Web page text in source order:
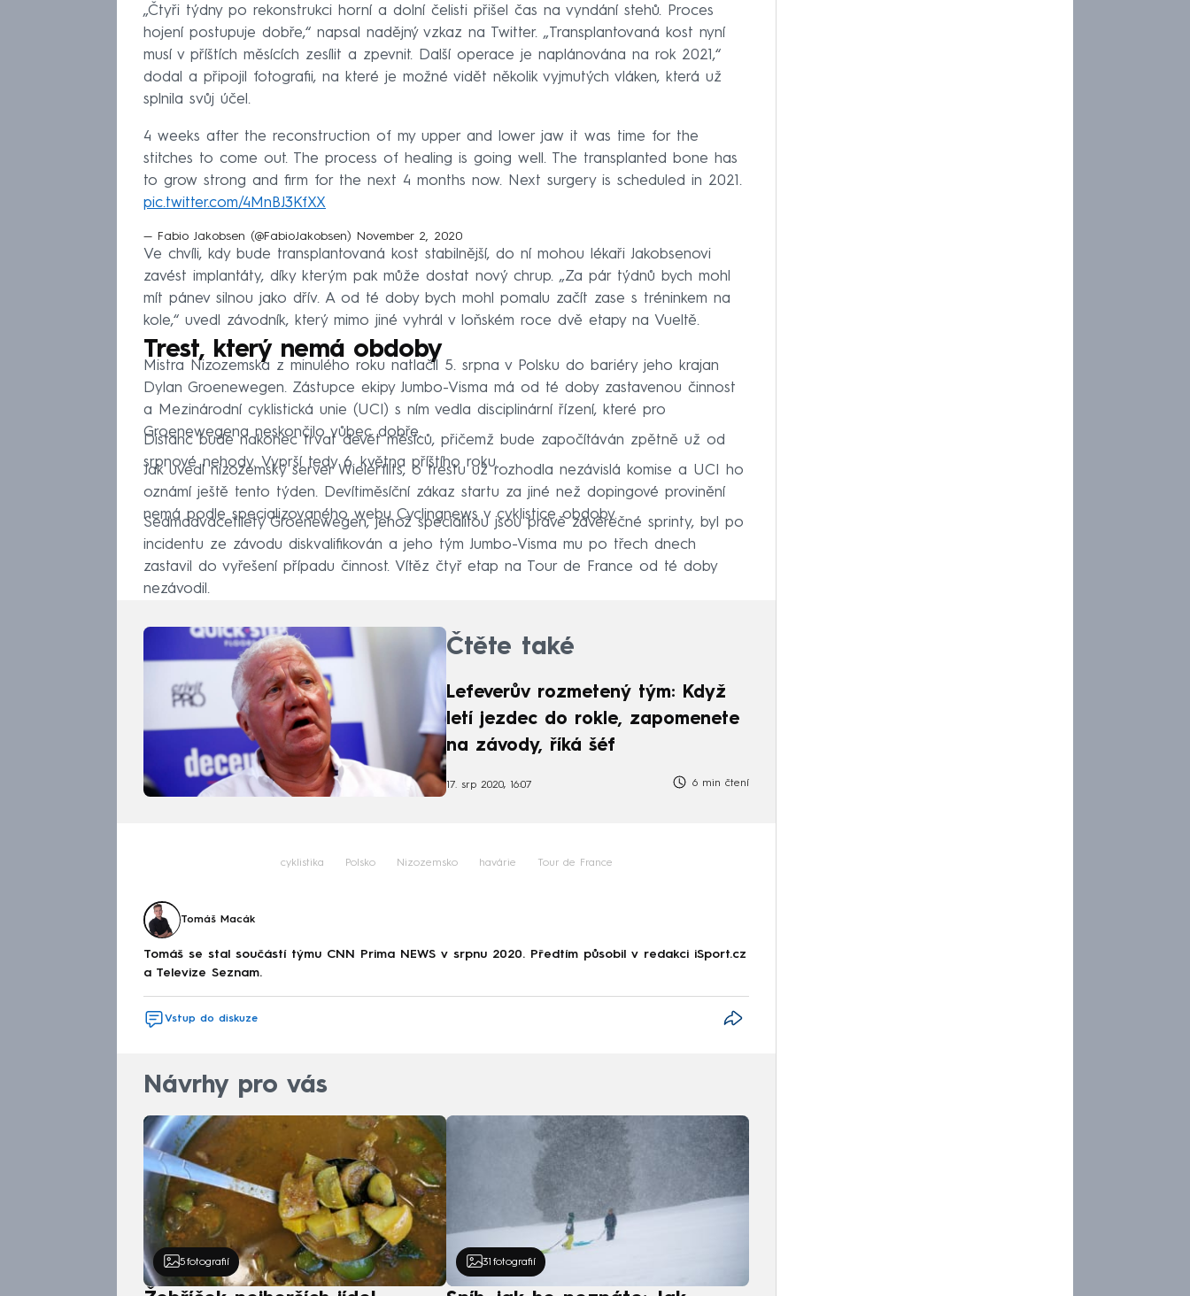
„Čtyři týdny po rekonstrukci horní a dolní čelisti přišel čas na vyndání stehů. Proces
hojení postupuje dobře,“ napsal nadějný vzkaz na Twitter. „Transplantovaná kost nyní
musí v příštích měsících zesílit a zpevnit. Další operace je naplánována na rok 2021,“
dodal a připojil fotografii, na které je možné vidět několik vyjmutých vláken, která už
splnila svůj účel.
4 weeks after the reconstruction of my upper and lower jaw it was time for the
stitches to come out. The process of healing is going well. The transplanted bone has
to grow strong and firm for the next 4 months now. Next surgery is scheduled in 2021.
pic.twitter.com/4MnBJ3KfXX
— Fabio Jakobsen (@FabioJakobsen) November 2, 2020
Ve chvíli, kdy bude transplantovaná kost stabilnější, do ní mohou lékaři Jakobsenovi
zavést implantáty, díky kterým pak může dostat nový chrup. „Za pár týdnů bych mohl
mít pánev silnou jako dřív. A od té doby bych mohl pomalu začít zase s tréninkem na
kole,“ uvedl závodník, který mimo jiné vyhrál v loňském roce dvě etapy na Vueltě.
Trest, který nemá obdoby
Mistra Nizozemska z minulého roku natlačil 5. srpna v Polsku do bariéry jeho krajan
Dylan Groenewegen. Zástupce ekipy Jumbo-Visma má od té doby zastavenou činnost
a Mezinárodní cyklistická unie (UCI) s ním vedla disciplinární řízení, které pro
Groenewegena neskončilo vůbec dobře.
Distanc bude nakonec trvat devět měsíců, přičemž bude započítáván zpětně už od
srpnové nehody. Vyprší tedy 6. května příštího roku.
Jak uvedl nizozemský server Wielerflits, o trestu už rozhodla nezávislá komise a UCI ho
oznámí ještě tento týden. Devítiměsíční zákaz startu za jiné než dopingové provinění
nemá podle specializovaného webu Cyclingnews v cyklistice obdoby.
Sedmadvacetiletý Groenewegen, jehož specialitou jsou právě závěrečné sprinty, byl po
incidentu ze závodu diskvalifikován a jeho tým Jumbo-Visma mu po třech dnech
zastavil do vyřešení případu činnost. Vítěz čtyř etap na Tour de France od té doby
nezávodil.
Čtěte také
Lefeverův rozmetený tým: Když
letí jezdec do rokle, zapomenete
na závody, říká šéf
17. srp 2020, 16:07 6 min čtení
cyklistika Polsko Nizozemsko havárie Tour de France
Tomáš Macák
Tomáš se stal součástí týmu CNN Prima NEWS v srpnu 2020. Předtím působil v redakci iSport.cz
a Televize Seznam.
Vstup do diskuze
Návrhy pro vás
5 fotografií 31 fotografií